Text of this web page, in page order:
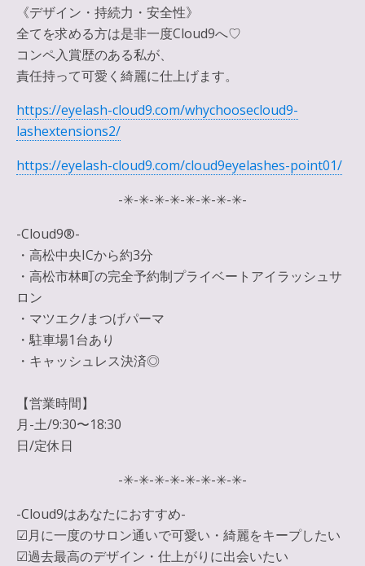
《デザイン・持続力・安全性》
全てを求める方は是非一度Cloud9へ♡
コンペ入賞歴のある私が、
責任持って可愛く綺麗に仕上げます。
https://eyelash-cloud9.com/whychoosecloud9-
lashextensions2/
https://eyelash-cloud9.com/cloud9eyelashes-point01/
-✳︎-✳︎-✳︎-✳︎-✳︎-✳︎-✳︎-✳︎-
-Cloud9®︎-
・高松中央ICから約3分
・高松市林町の完全予約制プライベートアイラッシュサ
ロン
・マツエク/まつげパーマ
・駐車場1台あり
・キャッシュレス決済◎
【営業時間】
月-土/9:30〜18:30
日/定休日
-✳︎-✳︎-✳︎-✳︎-✳︎-✳︎-✳︎-✳︎-
-Cloud9はあなたにおすすめ-
☑︎月に一度のサロン通いで可愛い・綺麗をキープしたい
☑︎過去最高のデザイン・仕上がりに出会いたい